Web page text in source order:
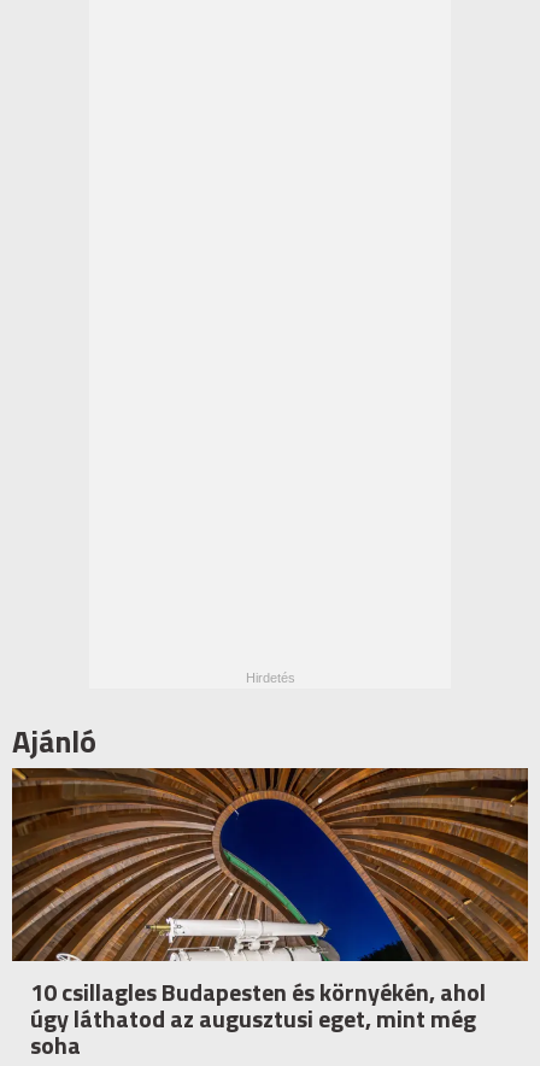
Ajánló
10 csillagles Budapesten és környékén, ahol
úgy láthatod az augusztusi eget, mint még
soha